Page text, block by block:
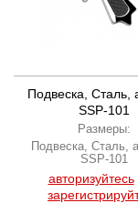
Подвеска, Сталь,
SSP-101
Размеры:
Подвеска, Сталь,
SSP-101
авторизуйтесь